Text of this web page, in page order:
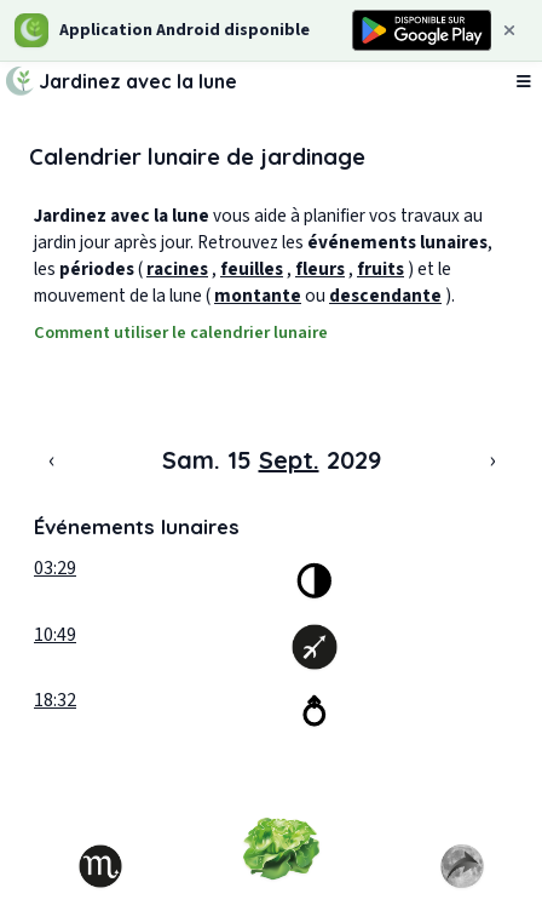
Application Android disponible
Jardinez avec la lune
Calendrier lunaire de jardinage
Jardinez avec la lunevous aide à planifier vos travaux au
jardin jour après jour. Retrouvez les événements lunaires,
les périodes(racines, feuilles, fleurs, fruits) et le
mouvement de la lune (montanteou descendante ).
Comment utiliser le calendrier lunaire
‹ Sam. 15 Sept. 2029 ›
Événements lunaires
03:29
10:49
18:32